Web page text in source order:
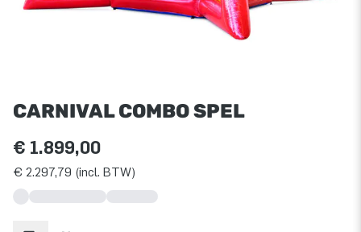
CARNIVAL COMBO SPEL
€ 1.899,00
€ 2.297,79 (incl. BTW)